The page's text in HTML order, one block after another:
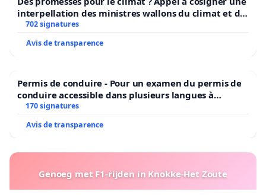
interpellation des ministres wallons du climat et de
l’environnement.
702 signatures
Avis de transparence
Permis de conduire - Pour un examen du permis de
conduire accessible dans plusieurs langues à
Bruxelles
170 signatures
Avis de transparence
Genoeg met F1-rijden in Knokke-Het Zoute